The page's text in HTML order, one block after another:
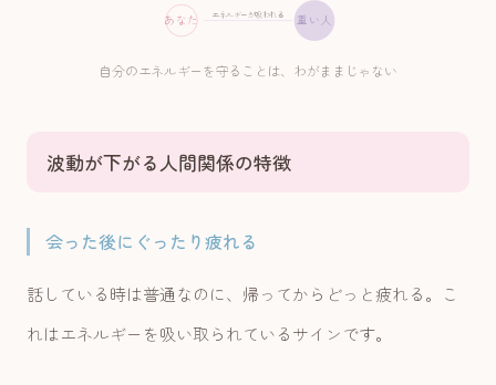
あなた 重い人
エネルギーが吸われる
自分のエネルギーを守ることは、わがままじゃない
波動が下がる人間関係の特徴
会った後にぐったり疲れる
話している時は普通なのに、帰ってからどっと疲れる。こ
れはエネルギーを吸い取られているサインです。